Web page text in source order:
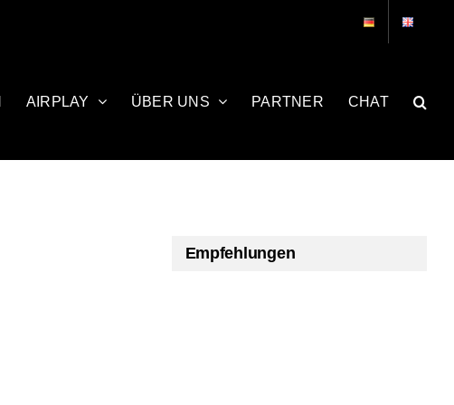
AIRPLAY ÜBER UNS PARTNER CHAT
Empfehlungen